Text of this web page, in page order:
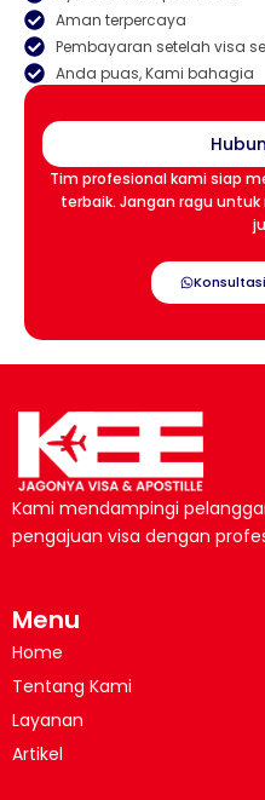
Aman terpercaya
Pembayaran setelah visa
Anda puas, Kami bahagia
Tim profesional kami siap
terbaik. Jangan ragu
Kami mendampingi
pengajuan visa dengan
Menu
Home
Tentang Kami
Layanan
Artikel